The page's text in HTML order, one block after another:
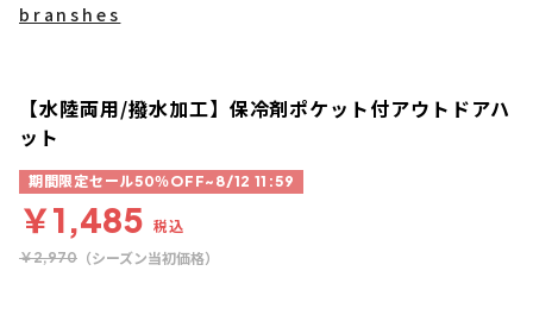
branshes
【水陸両用/撥水加工】保冷剤ポケット付アウトドアハ
ット
期間限定セール50％OFF~8/12 11:59
￥1,485 税込
￥2,970 （シーズン当初価格）